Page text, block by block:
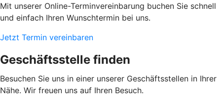
Mit unserer Online-Terminvereinbarung buchen Sie schnell
und einfach Ihren Wunschtermin bei uns.
Jetzt Termin vereinbaren
Geschäftsstelle finden
Besuchen Sie uns in einer unserer Geschäftsstellen in Ihrer
Nähe. Wir freuen uns auf Ihren Besuch.